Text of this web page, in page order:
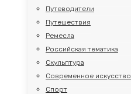
Путеводители
Путешествия
Ремесла
Российская тематика
Скульптура
Современное искусство
Спорт